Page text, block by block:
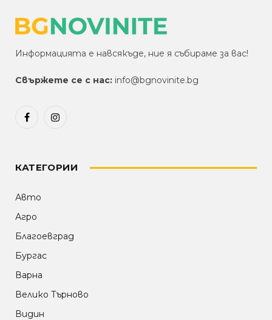
Информацията е навсякъде, ние я събираме за вас!
Свържете се с нас: info@bgnovinite.bg
FacebookInstagram
КАТЕГОРИИ
Авто
Агро
Благоевград
Бургас
Варна
Велико Търново
Видин